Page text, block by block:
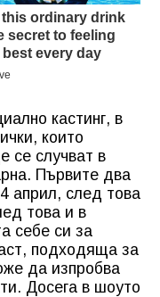
кастинг, в
които
се случват в
Първите два
април, след това
това и в
себе си за
подходяща за
да изпробва
Досега в шоуто